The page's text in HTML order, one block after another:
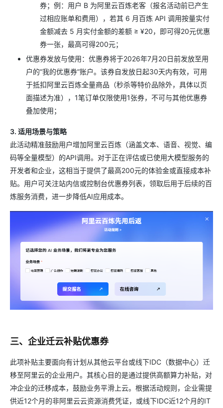
券；例：用户 B 为阿里云百炼老客（报名活动前已产生
过相应账单和费用），若其 6 月百炼 API 调用按量实付
金额减去 5 月实付金额的差额 ≥ ¥20，即可得20元优惠
券一张，最高可得200元；
优惠券发放与使用：优惠券将于2026年7月20日前发放至用
户的“我的优惠券”账户。该券自发放日起30天内有效，可用
于抵扣阿里云百炼全量商品（秒杀等特价品除外，具体以页
面描述为准），1笔订单仅限使用1张券，不可与其他优惠券
叠加使用；
3. 适用场景与策略
此活动精准鼓励用户增加阿里云百炼（涵盖文本、语音、视觉、编
码等全量模型）的API调用。对于正在评估或已使用大模型服务的
开发者和企业，这相当于提供了最高200元的体验金或直接成本补
贴。用户可关注站内信或控制台优惠券列表，领取后用于后续的百
炼服务消费，进一步降低AI应用成本。
三、企业迁云补贴优惠券
此项补贴主要面向有计划从其他云平台或线下IDC（数据中心）迁
移至阿里云的企业用户。其核心目的是通过提供高额算力补贴，对
冲企业的迁移成本，鼓励业务平滑上云。根据活动规则，企业需提
供近12个月的非阿里云云资源消费凭证，或线下IDC近12个月的IT